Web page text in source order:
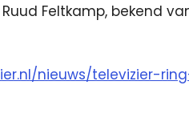
Feltkamp, bekend
nieuws/televizier-